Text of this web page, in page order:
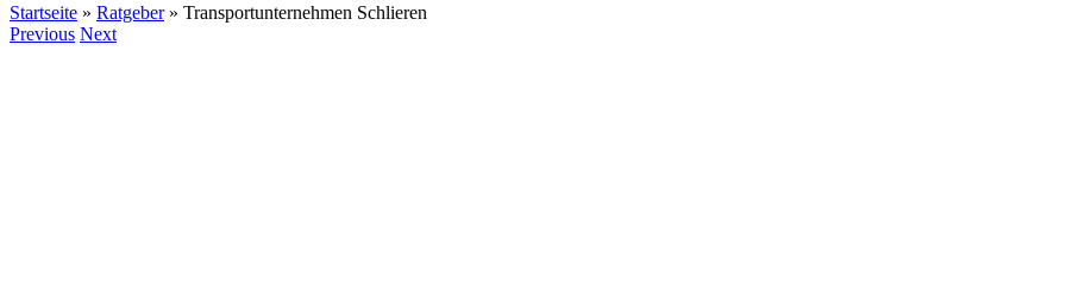
Startseite » Ratgeber» Transportunternehmen Schlieren
Previous Next